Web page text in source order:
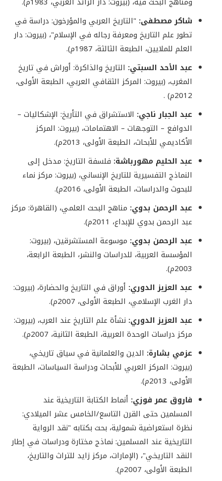
شاكر مصطفى: "التاريخ العربي والمؤرخون: دراسة في
تطور علم التاريخ ومعرفة رجاله في الإسلام"، (بيروت: دار
العلم للملايين، الطبعة الثالثة، 1987م).
عبد الأحد السبتي: التاريخ والذاكرة: أوراش في تاريخ
المغرب، (بيروت: المركز الثقافي العربي، الطبعة الأولى،
2012م) .
عبد الجبار ناجي: الاستشراق في التأريخ: الإشكاليات –
الدوافع – التوجهات – الاهتمامات، (بيروت: المركز
الأكاديمي للأبحاث، الطبعة الأولى، 2013م).
عبد الحليم مهورباشة: فلسفة التاريخ: مدخل إلى
النماذج التفسيرية للتاريخ الإنساني، (بيروت: مركز نماء
للبحوث والدراسات، الطبعة الأولى، 2016م).
عبد الرحمن بدوي: مناهج البحث العلمي، (القاهرة: مركز
عبد الرحمن بدوي للإبداع، 2011م).
عبد الرحمن بدوي: موسوعة المستشرقين، (بيروت:
المؤسسة العربية، للدراسات والنشر، الطبعة الرابعة،
2003م).
عبد العزيز الدوري: أوراق في التاريخ والحضارة، (بيروت:
دار الغرب الإسلامي، الطبعة الأولى، 2007م).
عبد العزيز الدوري: نشأة علم التاريخ عند العرب، (بيروت:
مركز دراسات الوحدة العربية، الطبعة الثانية، 2007م).
عزمي بشارة: الدين والعلمانية في سياق تاريخي،
(بيروت: المركز العربي للأبحاث ودراسة السياسات، الطبعة
الأولى، 2013م).
فاروق عمر فوزي: أنماط الكتابة التاريخية عند
المسلمين حتى القرن التاسع/الخامس عشر الميلادي:
نظرة استعراضية شمولية، بحث بكتابه "نقد الرواية
التاريخية عند المسلمين: نماذج مختارة ودراسات في إطار
النقد التاريخي"، (الإمارات، مركز زايد للتراث والتاريخ،
الطبعة الأولى، 2007م).